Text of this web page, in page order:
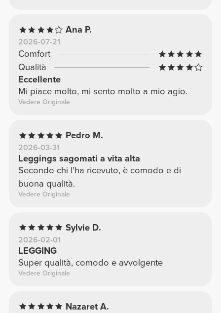
Ana P.
2026-07-21
Comfort
Qualità
Eccellente
Mi piace molto, mi sento molto a mio agio.
Vedere Originale
Pedro M.
2026-03-31
Leggings sagomati a vita alta
Secondo chi l'ha ricevuto, è comodo e di
buona qualità.
Vedere Originale
Sylvie D.
2026-02-01
LEGGING
Super qualità, comodo e avvolgente
Vedere Originale
Nazaret A.